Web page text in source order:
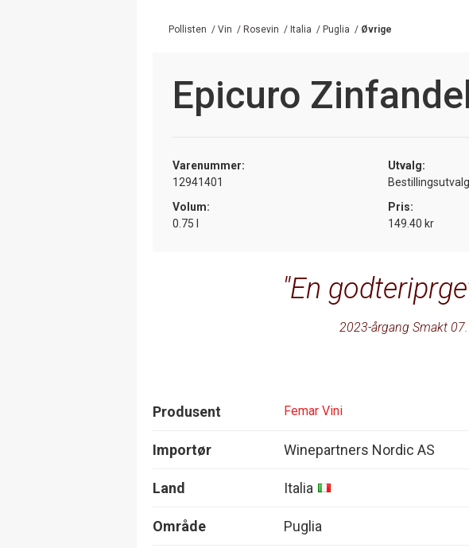
Pollisten / Vin / Rosevin / Italia / Puglia / Øvrige
Epicuro
Varenummer:
12941401
Utvalg:
Volum:
0.75 l
Pris:
149.40 kr
En
2023-årgang Smakt
Produsent Femar Vini
Importør Winepartners Nordic AS
Land Italia
Område Puglia